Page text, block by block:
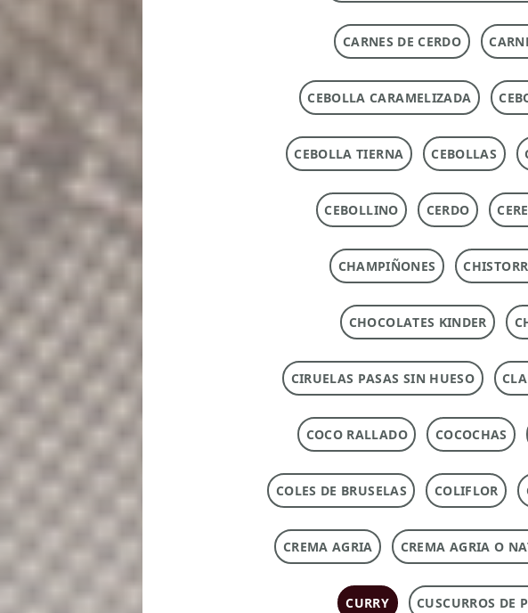
CARNES DE CERDO
CEBOLLA CARAMELIZADA
CEBOLLA TIERNA CEBOLLAS
CEBOLLINO CERDO
CHAMPIÑONES
CHOCOLATES KINDER
CIRUELAS PASAS SIN HUESO
COCO RALLADO COCOCHAS
COLES DE BRUSELAS COLIFLOR
CREMA AGRIA CREMA AGRIA O
CURRY CUSCURROS DE